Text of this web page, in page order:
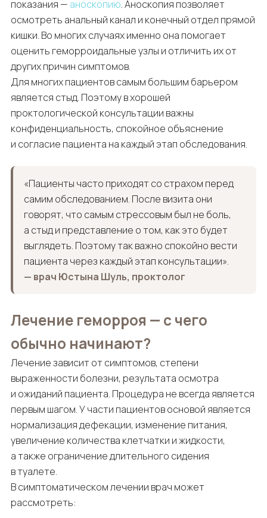
показания — аноскопию. Аноскопия позволяет
осмотреть анальный канал и конечный отдел прямой
кишки. Во многих случаях именно она помогает
оценить геморроидальные узлы и отличить их от
других причин симптомов.
Для многих пациентов самым большим барьером
является стыд. Поэтому в хорошей
проктологической консультации важны
конфиденциальность, спокойное объяснение
и согласие пациента на каждый этап обследования.
«Пациенты часто приходят со страхом перед
самим обследованием. После визита они
говорят, что самым стрессовым был не боль,
а стыд и представление о том, как это будет
выглядеть. Поэтому так важно спокойно вести
пациента через каждый этап консультации».
— врач Юстына Шуль, проктолог
Лечение геморроя — с чего
обычно начинают?
Лечение зависит от симптомов, степени
выраженности болезни, результата осмотра
и ожиданий пациента. Процедура не всегда является
первым шагом. У части пациентов основой является
нормализация дефекации, изменение питания,
увеличение количества клетчатки и жидкости,
а также ограничение длительного сидения
в туалете.
В симптоматическом лечении врач может
рассмотреть: